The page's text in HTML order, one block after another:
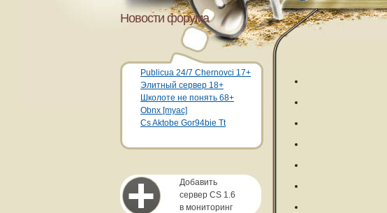
Новости форума
Publicua 24/7 Chernovci 17+
Элитный сервер 18+
Школоте не понять 68+
Obnx [myac]
Cs Aktobe Gor94bie Tt
Добавить
сервер CS 1.6
в мониторинг